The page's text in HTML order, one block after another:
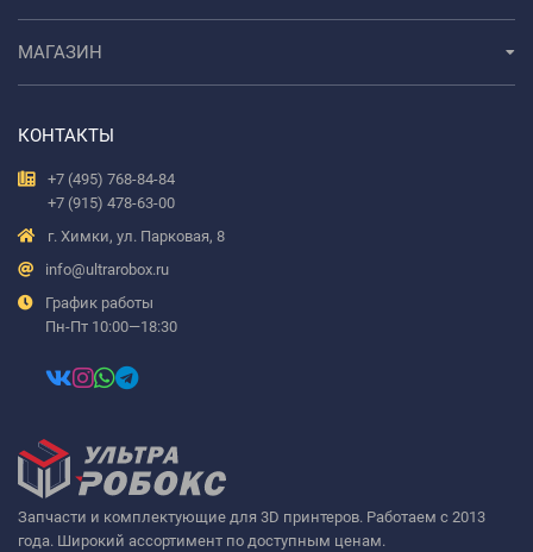
Запчасти и комплектующие для 3D принтеров. Работаем с 2013
года. Широкий ассортимент по доступным ценам.
МАГАЗИН
КОНТАКТЫ
+7 (495) 768-84-84
+7 (915) 478-63-00
г. Химки, ул. Парковая, 8
info@ultrarobox.ru
График работы
Пн-Пт 10:00—18:30